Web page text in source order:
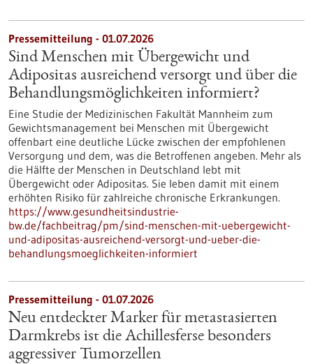
Pressemitteilung - 01.07.2026
Sind Menschen mit Übergewicht und
Adipositas ausreichend versorgt und über die
Behandlungsmöglichkeiten informiert?
Eine Studie der Medizinischen Fakultät Mannheim zum
Gewichtsmanagement bei Menschen mit Übergewicht
offenbart eine deutliche Lücke zwischen der empfohlenen
Versorgung und dem, was die Betroffenen angeben. Mehr als
die Hälfte der Menschen in Deutschland lebt mit
Übergewicht oder Adipositas. Sie leben damit mit einem
erhöhten Risiko für zahlreiche chronische Erkrankungen.
https://www.gesundheitsindustrie-
bw.de/fachbeitrag/pm/sind-menschen-mit-uebergewicht-
und-adipositas-ausreichend-versorgt-und-ueber-die-
behandlungsmoeglichkeiten-informiert
Pressemitteilung - 01.07.2026
Neu entdeckter Marker für metastasierten
Darmkrebs ist die Achillesferse besonders
aggressiver Tumorzellen